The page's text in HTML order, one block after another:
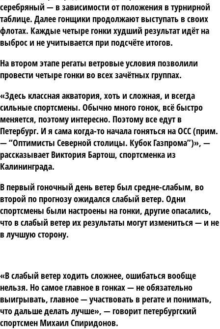
серебряный — в зависимости от положения в турнирной
таблице. Далее гонщики продолжают выступать в своих
флотах. Каждые четыре гонки худший результат идёт на
выброс и не учитывается при подсчёте итогов.
На втором этапе регаты ветровые условия позволили
провести четыре гонки во всех зачётных группах.
«Здесь классная акватория, хоть и сложная, и всегда
сильные спортсмены. Обычно много гонок, всё быстро
меняется, поэтому интересно. Поэтому все едут в
Петербург. И я сама когда-то начала гоняться на ОСС (прим.
— “Оптимисты Северной столицы. Кубок Газпрома”)», —
рассказывает Виктория Бартош, спортсменка из
Калининграда.
В первый гоночный день ветер был средне-слабым, во
второй по прогнозу ожидался слабый ветер. Одни
спортсмены были настроены на гонки, другие опасались,
что в слабый ветер их результаты могут измениться — и не
в лучшую сторону.
«В слабый ветер ходить сложнее, ошибаться вообще
нельзя. Но самое главное в гонках — не обязательно
выигрывать, главное — участвовать в регате и понимать,
что дальше делать лучше», — говорит петербургский
спортсмен Михаил Спиридонов.